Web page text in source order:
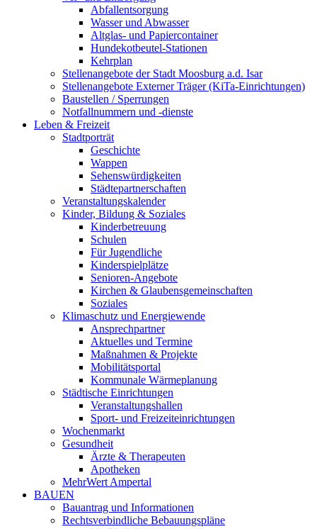
Abfallentsorgung
Wasser und Abwasser
Altglas- und Papiercontainer
Hundekotbeutel-Stationen
Kehrplan
Stellenangebote der Stadt Moosburg a.d. Isar
Stellenangebote Externer Träger (KiTa-Einrichtungen)
Baustellen / Sperrungen
Notfallnummern und -dienste
Leben & Freizeit
Stadtporträt
Geschichte
Wappen
Sehenswürdigkeiten
Städtepartnerschaften
Veranstaltungskalender
Kinder, Bildung & Soziales
Kinderbetreuung
Schulen
Für Jugendliche
Kinderspielplätze
Senioren-Angebote
Kirchen & Glaubensgemeinschaften
Soziales
Klimaschutz und Energiewende
Ansprechpartner
Aktuelles und Termine
Maßnahmen & Projekte
Mobilitätsportal
Kommunale Wärmeplanung
Städtische Einrichtungen
Veranstaltungshallen
Sport- und Freizeiteinrichtungen
Wochenmarkt
Gesundheit
Ärzte & Therapeuten
Apotheken
MehrWert Ampertal
BAUEN
Bauantrag und Informationen
Rechtsverbindliche Bebauungspläne